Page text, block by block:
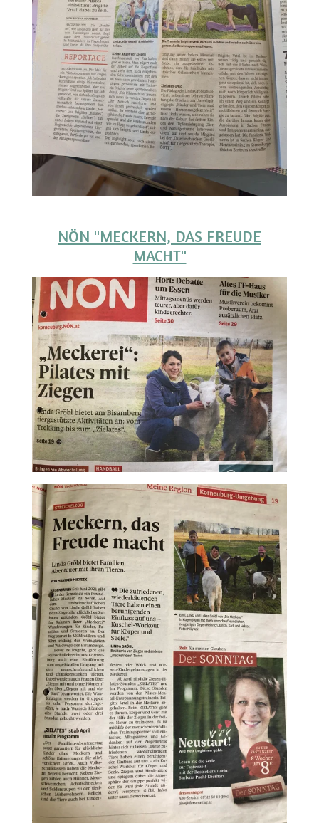
NÖN "MECKERN, DAS FREUDE
MACHT"